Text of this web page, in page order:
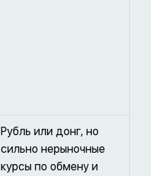
Рубль или донг, но
сильно нерыночные
курсы по обмену и